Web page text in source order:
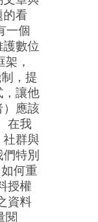
的看
一個
數位
，
，提
，讓他
）應該
在我
社群與
特別
何重
授權
資料
閱